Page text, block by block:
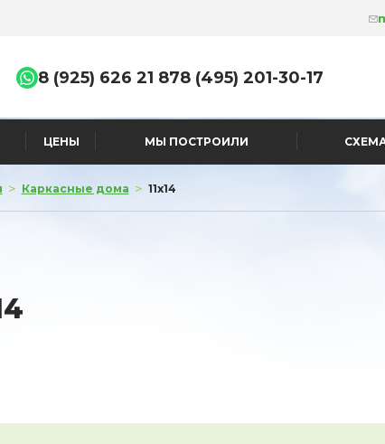
8 (495) 201-30-17
8 (925) 626 21 87
ЦЕНЫ МЫ ПОСТРОИЛИ
> Каркасные дома > 11x14